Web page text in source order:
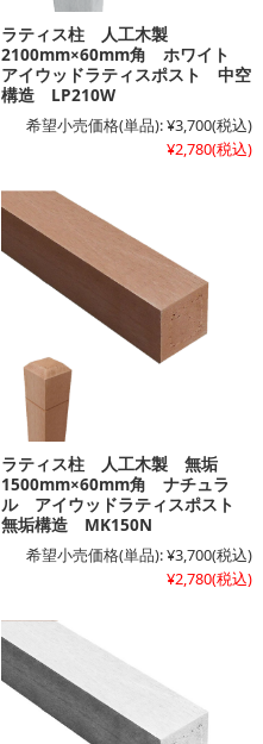
ラティス柱 人工木製
2100mm×60mm角 ホワイト
アイウッドラティスポスト 中空
構造 LP210W
希望小売価格(単品):¥3,700(税込)
¥2,780(税込)
ラティス柱 人工木製 無垢
1500mm×60mm角 ナチュラ
ル アイウッドラティスポスト
無垢構造 MK150N
希望小売価格(単品):¥3,700(税込)
¥2,780(税込)